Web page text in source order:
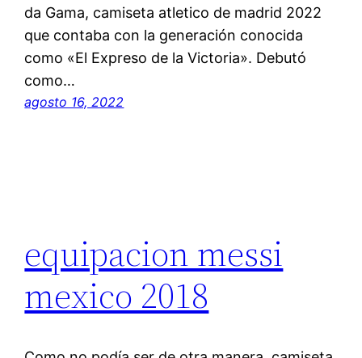
da Gama, camiseta atletico de madrid 2022
que contaba con la generación conocida
como «El Expreso de la Victoria». Debutó
como…
agosto 16, 2022
equipacion messi
mexico 2018